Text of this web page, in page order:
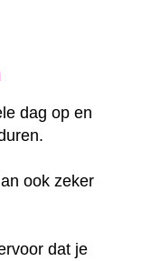
dag op en
ook zeker
dat je